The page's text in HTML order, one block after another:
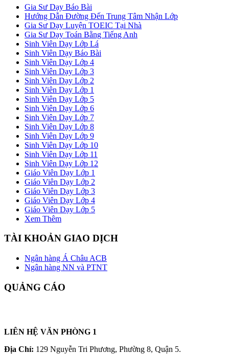
Gia Sư Dạy Báo Bài
Hướng Dẫn Đường Đến Trung Tâm Nhận Lớp
Gia Sư Dạy Luyện TOEIC Tại Nhà
Gia Sư Dạy Toán Bằng Tiếng Anh
Sinh Viên Dạy Lớp Lá
Sinh Viên Dạy Báo Bài
Sinh Viên Dạy Lớp 4
Sinh Viên Dạy Lớp 3
Sinh Viên Dạy Lớp 2
Sinh Viên Dạy Lớp 1
Sinh Viên Dạy Lớp 5
Sinh Viên Dạy Lớp 6
Sinh Viên Dạy Lớp 7
Sinh Viên Dạy Lớp 8
Sinh Viên Dạy Lớp 9
Sinh Viên Dạy Lớp 10
Sinh Viên Dạy Lớp 11
Sinh Viên Dạy Lớp 12
Giáo Viên Dạy Lớp 1
Giáo Viên Dạy Lớp 2
Giáo Viên Dạy Lớp 3
Giáo Viên Dạy Lớp 4
Giáo Viên Dạy Lớp 5
Xem Thêm
TÀI KHOẢN GIAO DỊCH
Ngân hàng Á Châu ACB
Ngân hàng NN và PTNT
QUẢNG CÁO
LIÊN HỆ VĂN PHÒNG 1
Địa Chỉ: 129 Nguyễn Tri Phương, Phường 8, Quận 5.